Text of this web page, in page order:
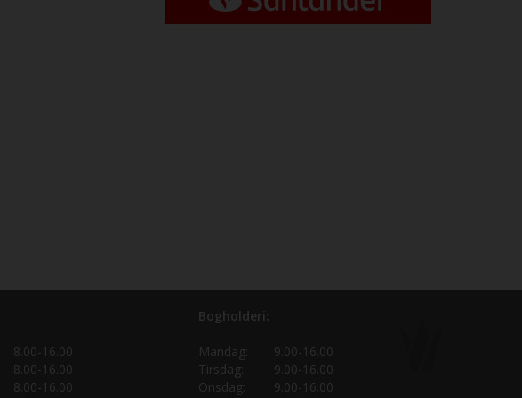
8.00-16.00
8.00-16.00
8.00-16.00
Bogholderi:
Mandag:
9.00-16.00
Tirsdag:
9.00-16.00
Onsdag:
9.00-16.00